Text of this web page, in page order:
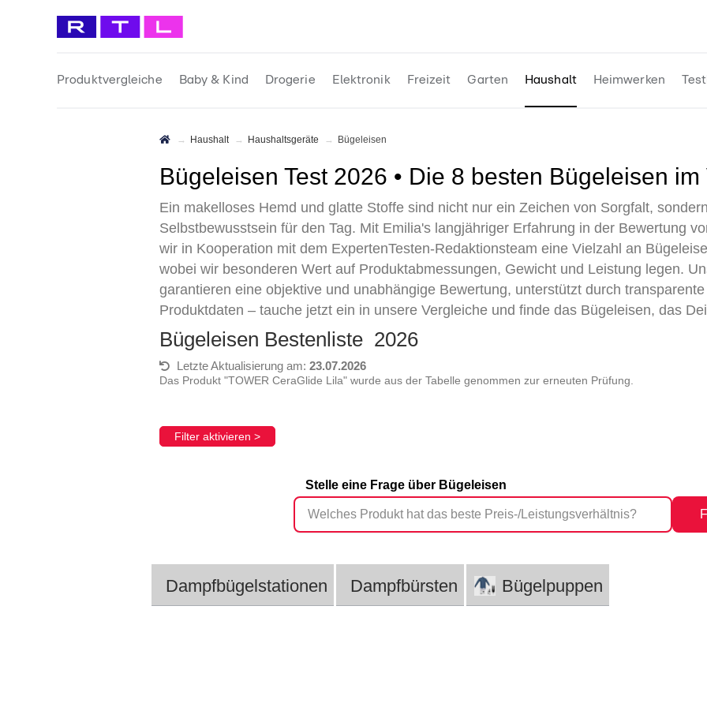
Produktvergleiche Baby & Kind Drogerie Elektronik Freizeit Garten Haushalt Heimwerken
Haushalt Haushaltsgeräte Bügeleisen
Bügeleisen Test 2026 • Die 8 besten Bügeleisen
Ein makelloses Hemd und glatte Stoffe sind nicht nur ein Zeichen von Sorgfalt,
Selbstbewusstsein für den Tag. Mit Emilia's langjähriger Erfahrung in der Bewertung
wir in Kooperation mit dem ExpertenTesten-Redaktionsteam eine Vielzahl an
wobei wir besonderen Wert auf Produktabmessungen, Gewicht und Leistung legen.
garantieren eine objektive und unabhängige Bewertung, unterstützt durch
Produktdaten – tauche jetzt ein in unsere Vergleiche und finde das Bügeleisen, das
Bügeleisen Bestenliste 2026
Letzte Aktualisierung am: 23.07.2026
Das Produkt "‎TOWER CeraGlide Lila" wurde aus der Tabelle genommen zur erneuten Prüfung.
Filter aktivieren >
Stelle eine Frage über Bügeleisen
Dampfbügelstationen Dampfbürsten Bügelpuppen